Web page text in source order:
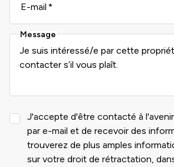
E-mail
Message
J'accepte d'être contacté à
par e-mail et de recevoir des
trouverez de plus amples
sur votre droit de rétractation,